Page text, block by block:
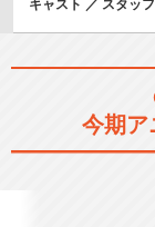
キャスト ／ スタッフ
今期ア